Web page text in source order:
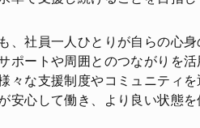
、社員一人ひとりが自らの心
ポートや周囲とのつながりを
々な支援制度やコミュニティ
安心して働き、より良い状態を